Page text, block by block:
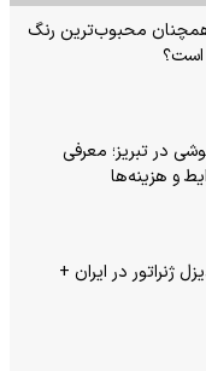
همچنان محبوب‌ترین رنگ
است؟
در تبریز؛ معرفی
و هزینه‌ها
ژنراتور در ایران +